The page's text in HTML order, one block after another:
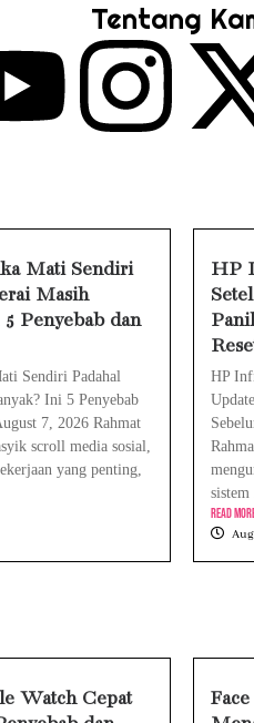
Setelah Update
Tudingan ‘Londo
Ireng’, Ray
Mengapa
Cepat Boros? Ini
Ini Penyebab
Tentang
Mati Sendiri
Masih
Penyebab dan
Sendiri Padahal
Ini 5 Penyebab
7, 2026 Rahmat
scroll media sosial,
yang penting,
HP
HP
Read
Watch Cepat